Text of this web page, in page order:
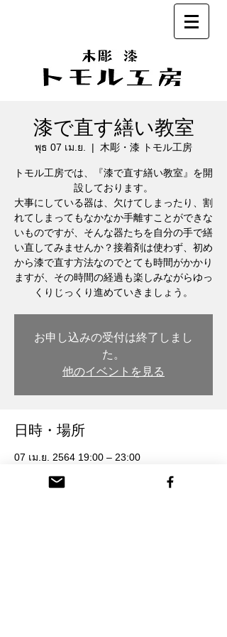
漆で直す繕い教室
พุธ 07 เม.ย.
  |
木彫・漆 トモル工房
トモル工房では、『漆で直す繕い教室』を開
設しております。
大事にしている器は、欠けてしまったり、割
れてしまってもなかなか手離すことができな
いものですが、そんな器たちを自分の手で繕
い直してみませんか？接着剤は使わず、初め
から漆で直す方法なのでとても時間がかかり
ますが、その時間の経過も楽しみながらゆっ
くりじっくり進めていきましょう。
お申し込みの受付は終了しまし
た。
他のイベントを見る
日時・場所
07 เม.ย. 2564 19:00 – 23:00
山県南砺市本町３丁目 26番地